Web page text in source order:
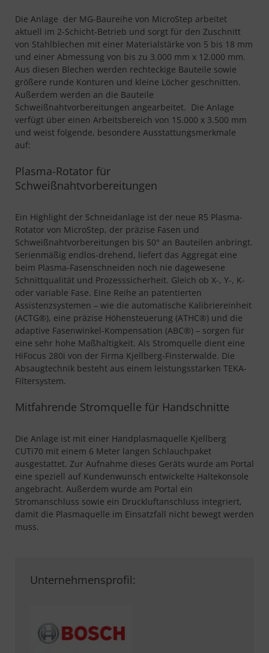
Unternehmensprofil:
Die Anlage der MG-Baureihe von MicroStep arbeitet
aktuell im 2-Schicht-Betrieb und sorgt für den Zuschnitt
von Stahlblechen mit einer Materialstärke von 5 bis 18 mm
und einer Abmessung von bis zu 3.000 mm x 12.000 mm.
Aus diesen Blechen werden rechteckige Bauteile sowie
größere runde Konturen und kleine Löcher geschnitten.
Außerdem werden an die Bauteile
Schweißnahtvorbereitungen angearbeitet. Die Anlage
verfügt über einen Arbeitsbereich von 15.000 x 3.500 mm
und weist folgende, besondere Ausstattungsmerkmale
auf:
Plasma-Rotator für
Schweißnahtvorbereitungen
Ein Highlight der Schneidanlage ist der neue R5 Plasma-
Rotator von MicroStep, der präzise Fasen und
Schweißnahtvorbereitungen bis 50° an Bauteilen anbringt.
Serienmäßig endlos-drehend, liefert das Aggregat eine
beim Plasma-Fasenschneiden noch nie dagewesene
Schnittqualität und Prozesssicherheit. Gleich ob X-, Y-, K-
oder variable Fase. Eine Reihe an patentierten
Assistenzsystemen – wie die automatische Kalibriereinheit
(ACTG®), eine präzise Höhensteuerung (ATHC®) und die
adaptive Fasenwinkel-Kompensation (ABC®) – sorgen für
eine sehr hohe Maßhaltigkeit. Als Stromquelle dient eine
HiFocus 280i von der Firma Kjellberg-Finsterwalde. Die
Absaugtechnik besteht aus einem leistungsstarken TEKA-
Filtersystem.
Mitfahrende Stromquelle für Handschnitte
Die Anlage ist mit einer Handplasmaquelle Kjellberg
CUTi70 mit einem 6 Meter langen Schlauchpaket
ausgestattet. Zur Aufnahme dieses Geräts wurde am Portal
eine speziell auf Kundenwunsch entwickelte Haltekonsole
angebracht. Außerdem wurde am Portal ein
Stromanschluss sowie ein Druckluftanschluss integriert,
damit die Plasmaquelle im Einsatzfall nicht bewegt werden
muss.